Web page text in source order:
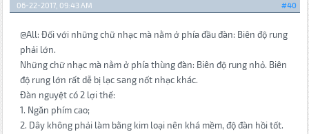
#40
06-22-2017, 09:43 AM
@All: Đối với những chữ nhạc mà nằm ở phía đầu đàn: Biên độ rung
phải lớn.
Những chữ nhạc mà nằm ở phía thùng đàn: Biên độ rung nhỏ. Biên
độ rung lớn rất dễ bị lạc sang nốt nhạc khác.
Đàn nguyệt có 2 lợi thế:
1. Ngăn phím cao;
2. Dây không phải làm bằng kim loại nên khá mềm, độ đàn hồi tốt.